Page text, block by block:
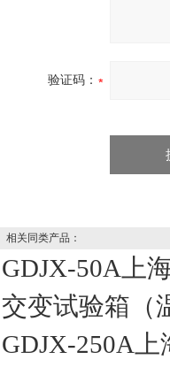
验证码：
相关同类产品：
GDJX-50A上
交变试验箱（
GDJX-250A